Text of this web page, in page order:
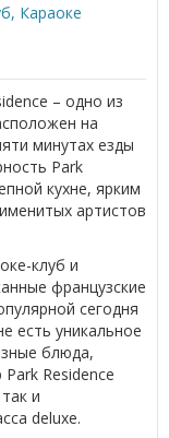
Караоке
– одно из
на
минутах езды
Park
кухне, ярким
артистов
клуб и
французские
сегодня
есть уникальное
блюда,
Residence
и
deluxe.